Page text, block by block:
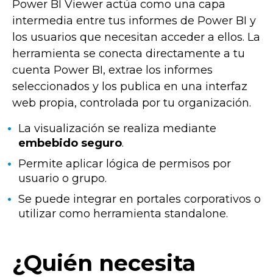
Power BI Viewer actúa como una capa
intermedia entre tus informes de Power BI y
los usuarios que necesitan acceder a ellos. La
herramienta se conecta directamente a tu
cuenta Power BI, extrae los informes
seleccionados y los publica en una interfaz
web propia, controlada por tu organización.
La visualización se realiza mediante
embebido seguro.
Permite aplicar lógica de permisos por
usuario o grupo.
Se puede integrar en portales corporativos o
utilizar como herramienta standalone.
¿Quién necesita